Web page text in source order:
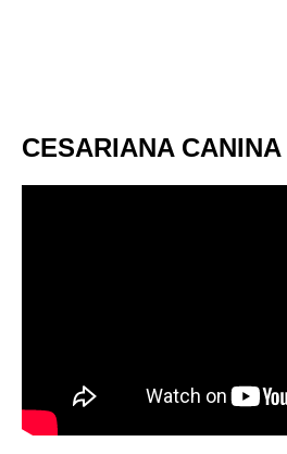
CESARIANA CANINA